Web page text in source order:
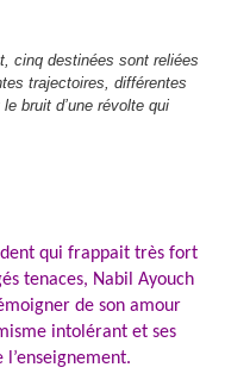
cinq destinées sont reliées
trajectoires, différentes
bruit d’une révolte qui
qui frappait très fort
tenaces, Nabil Ayouch
de son amour
intolérant et ses